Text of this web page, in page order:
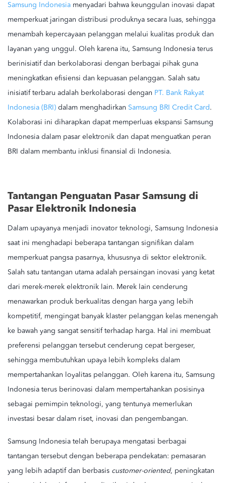
Samsung Indonesia menyadari bahwa keunggulan inovasi dapat
memperkuat jaringan distribusi produknya secara luas, sehingga
menambah kepercayaan pelanggan melalui kualitas produk dan
layanan yang unggul. Oleh karena itu, Samsung Indonesia terus
berinisiatif dan berkolaborasi dengan berbagai pihak guna
meningkatkan efisiensi dan kepuasan pelanggan. Salah satu
inisiatif terbaru adalah berkolaborasi dengan PT. Bank Rakyat
Indonesia (BRI) dalam menghadirkan Samsung BRI Credit Card .
Kolaborasi ini diharapkan dapat memperluas ekspansi Samsung
Indonesia dalam pasar elektronik dan dapat menguatkan peran
BRI dalam membantu inklusi finansial di Indonesia.
Tantangan Penguatan Pasar Samsung di
Pasar Elektronik Indonesia
Dalam upayanya menjadi inovator teknologi, Samsung Indonesia
saat ini menghadapi beberapa tantangan signifikan dalam
memperkuat pangsa pasarnya, khususnya di sektor elektronik.
Salah satu tantangan utama adalah persaingan inovasi yang ketat
dari merek-merek elektronik lain. Merek lain cenderung
menawarkan produk berkualitas dengan harga yang lebih
kompetitif, mengingat banyak klaster pelanggan kelas menengah
ke bawah yang sangat sensitif terhadap harga. Hal ini membuat
preferensi pelanggan tersebut cenderung cepat bergeser,
sehingga membutuhkan upaya lebih kompleks dalam
mempertahankan loyalitas pelanggan. Oleh karena itu, Samsung
Indonesia terus berinovasi dalam mempertahankan posisinya
sebagai pemimpin teknologi, yang tentunya memerlukan
investasi besar dalam riset, inovasi dan pengembangan.
Samsung Indonesia telah berupaya mengatasi berbagai
tantangan tersebut dengan beberapa pendekatan: pemasaran
yang lebih adaptif dan berbasis customer-oriented, peningkatan